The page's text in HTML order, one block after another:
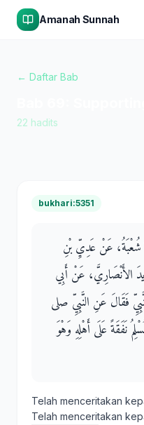
Amanah Sunnah
← Daftar Bab
22 hadits
bukhari:5351
شُعْبَةُ، عَنْ عَدِيِّ بْنِ
الأَنْصَارِيَّ، عَنْ أَبِي
فَقَالَ عَنِ النَّبِيِّ صلى
نَفَقَةً عَلَى أَهْلِهِ وَهْوَ
Telah menceritakan
Telah menceritakan